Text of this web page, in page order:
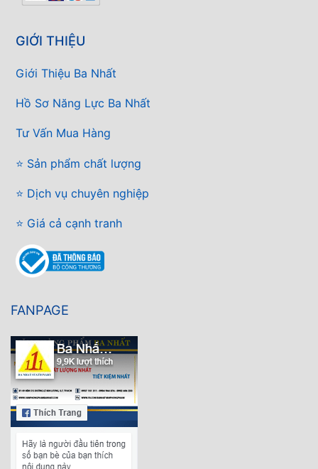
GIỚI THIỆU
Giới Thiệu Ba Nhất
Hồ Sơ Năng Lực Ba Nhất
Tư Vấn Mua Hàng
⭐ Sản phẩm chất lượng
⭐ Dịch vụ chuyên nghiệp
⭐ Giá cả cạnh tranh
FANPAGE